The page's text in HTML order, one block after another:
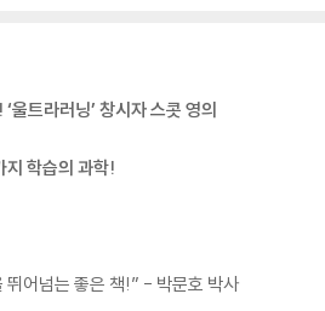
트라러닝’ 창시자 스콧 영의
지 학습의 과학!
뛰어넘는 좋은 책!” - 박문호 박사